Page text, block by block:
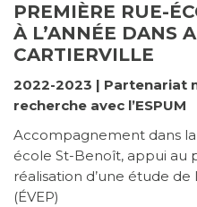
PREMIÈRE RUE-
À L’ANNÉE DANS
CARTIERVILLE
2022-2023 | Partenariat
recherche avec l’ESPUM
Accompagnement dans
école St-Benoît, appui au
réalisation d’une étude de
(ÉVEP)